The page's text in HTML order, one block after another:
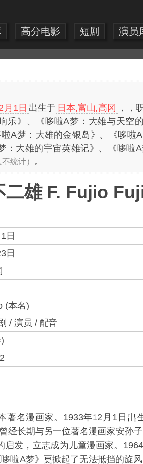
高分电影 短剧 演员
月1日 出生于 日本,富山,高冈
，，
乐》、《哆啦A梦：大雄与天空
A梦：大雄的金银岛》、《哆啦
：大雄的宇宙英雄记》、《哆啦
不统计） 。
二雄 F. Fujio
日
日
(本名)
/ 演员 / 配音
著名漫画家。1933年12月1日
经长期与另一位著名漫画家安孙
发，立志成为儿童漫画家。
啦A梦》更掀起了无法抵挡的旋